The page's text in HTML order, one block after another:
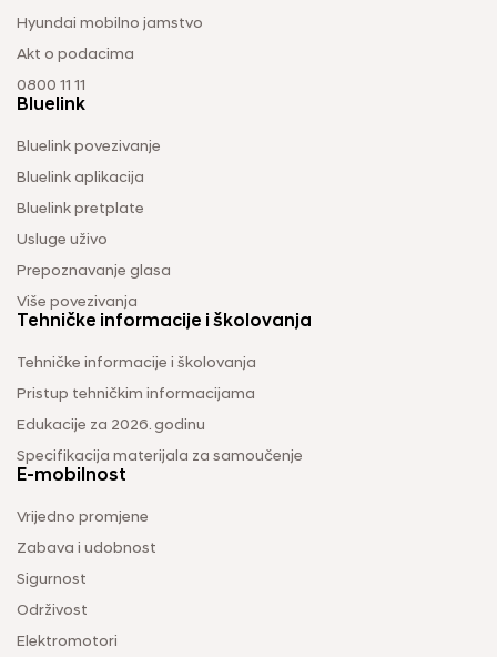
Hyundai mobilno jamstvo
Akt o podacima
0800 11 11
Bluelink
Bluelink povezivanje
Bluelink aplikacija
Bluelink pretplate
Usluge uživo
Prepoznavanje glasa
Više povezivanja
Tehničke informacije i školovanja
Tehničke informacije i školovanja
Pristup tehničkim informacijama
Edukacije za 2026. godinu
Specifikacija materijala za samoučenje
E-mobilnost
Vrijedno promjene
Zabava i udobnost
Sigurnost
Održivost
Elektromotori